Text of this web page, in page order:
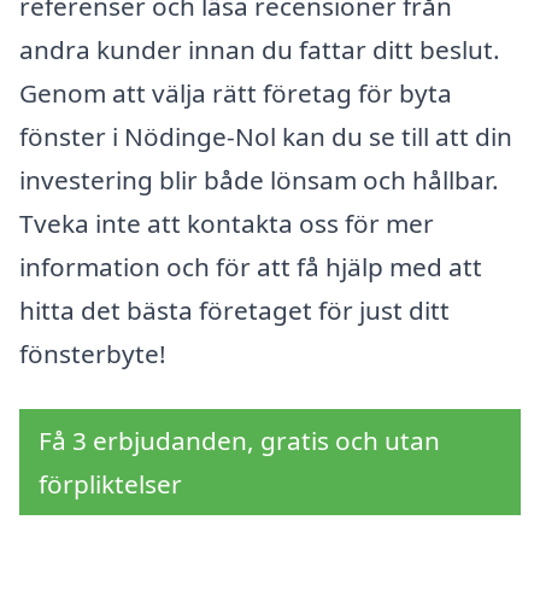
andra kunder innan du fattar ditt beslut.
Genom att välja rätt företag för byta
fönster i Nödinge-Nol kan du se till att din
investering blir både lönsam och hållbar.
Tveka inte att kontakta oss för mer
information och för att få hjälp med att
hitta det bästa företaget för just ditt
fönsterbyte!
Få 3 erbjudanden, gratis och utan
förpliktelser